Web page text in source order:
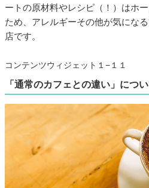
ートの原材料やレシピ（！）はホ
ため、アレルギーその他が気にな
店です。
コンテンツウィジェット１−１１
「通常のカフェとの違い」につ